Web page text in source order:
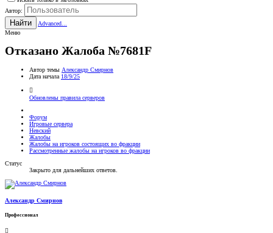
Автор:
Найти
Advanced...
Меню
Отказано Жалоба №7681F
Автор темы Александр Смирнoв
Дата начала 18/9/25
Обновлены правила серверов
Форум
Игровые сервера
Невский
Жалобы
Жалобы на игроков состоящих во фракции
Рассмотренные жалобы на игроков во фракции
Статус
Закрыто для дальнейших ответов.
Александр Смирнoв
Профессионал